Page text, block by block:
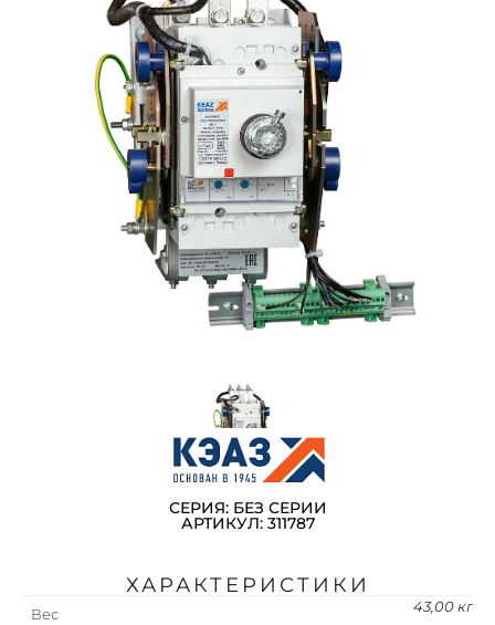
СЕРИЯ: БЕЗ СЕРИИ
АРТИКУЛ: 311787
ХАРАКТЕРИСТИКИ
Вес 43,00 кг